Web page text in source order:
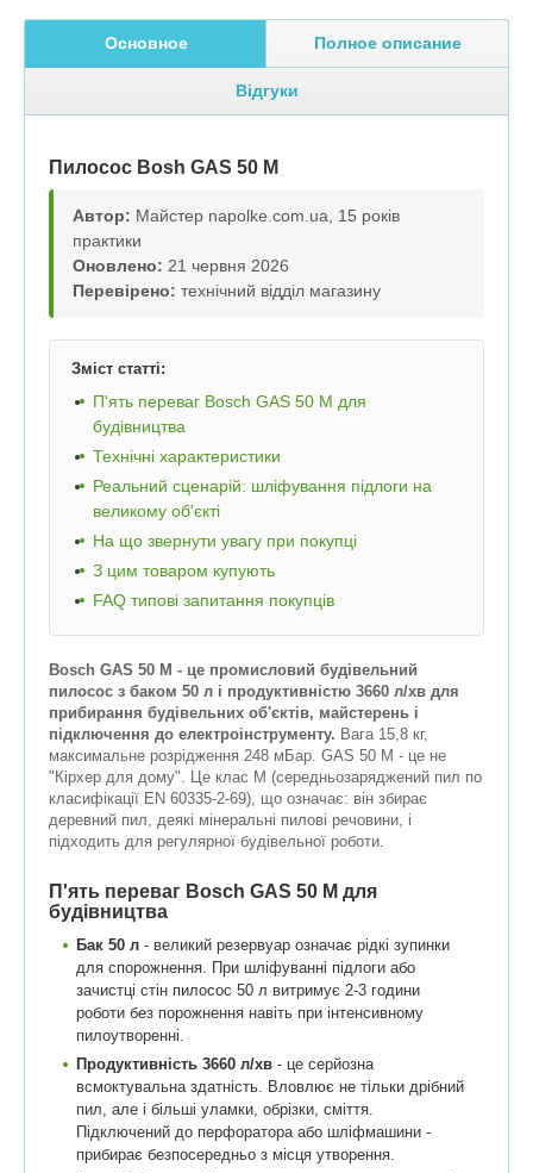
Основное Полное описание
Відгуки
Пилосос Bosh GAS 50 M
Автор: Майстер napolke.com.ua, 15 років
практики
Оновлено: 21 червня 2026
Перевірено: технічний відділ магазину
Зміст статті:
П'ять переваг Bosch GAS 50 M для
будівництва
Технічні характеристики
Реальний сценарій: шліфування підлоги на
великому об'єкті
На що звернути увагу при покупці
З цим товаром купують
FAQ типові запитання покупців
Bosch GAS 50 M - це промисловий будівельний
пилосос з баком 50 л і продуктивністю 3660 л/хв для
прибирання будівельних об'єктів, майстерень і
підключення до електроінструменту. Вага 15,8 кг,
максимальне розрідження 248 мБар. GAS 50 M - це не
"Кірхер для дому". Це клас M (середньозаряджений пил по
класифікації EN 60335-2-69), що означає: він збирає
деревний пил, деякі мінеральні пилові речовини, і
підходить для регулярної будівельної роботи.
П'ять переваг Bosch GAS 50 M для
будівництва
Бак 50 л - великий резервуар означає рідкі зупинки
для спорожнення. При шліфуванні підлоги або
зачистці стін пилосос 50 л витримує 2-3 години
роботи без порожнення навіть при інтенсивному
пилоутворенні.
Продуктивність 3660 л/хв - це серйозна
всмоктувальна здатність. Вловлює не тільки дрібний
пил, але і більші уламки, обрізки, сміття.
Підключений до перфоратора або шліфмашини -
прибирає безпосередньо з місця утворення.